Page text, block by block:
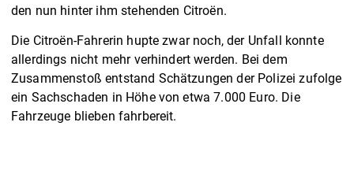
den nun hinter ihm stehenden Citroën.
Die Citroën-Fahrerin hupte zwar noch, der Unfall konnte
allerdings nicht mehr verhindert werden. Bei dem
Zusammenstoß entstand Schätzungen der Polizei zufolge
ein Sachschaden in Höhe von etwa 7.000 Euro. Die
Fahrzeuge blieben fahrbereit.